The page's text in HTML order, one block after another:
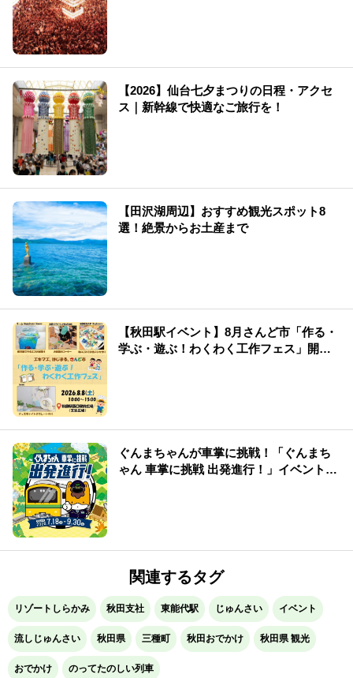
【2026】仙台七夕まつりの日程・アクセ
ス｜新幹線で快適なご旅行を！
【田沢湖周辺】おすすめ観光スポット8
選！絶景からお土産まで
【秋田駅イベント】8月さんど市「作る・
学ぶ・遊ぶ！わくわく工作フェス」開
ぐんまちゃんが車掌に挑戦！「ぐんまち
ゃん 車掌に挑戦 出発進行！」イベント情
関連するタグ
リゾートしらかみ 秋田支社 東能代駅 じゅんさい イベント
流しじゅんさい 秋田県 三種町 秋田おでかけ 秋田県 観光
おでかけ のってたのしい列車